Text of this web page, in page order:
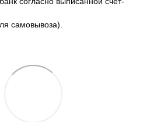
самовывоза).